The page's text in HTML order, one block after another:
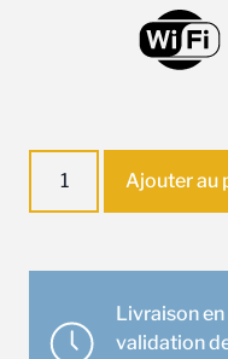
Mitsubishi
MSZAY15VGK
Ajouter au
Livraison
validation